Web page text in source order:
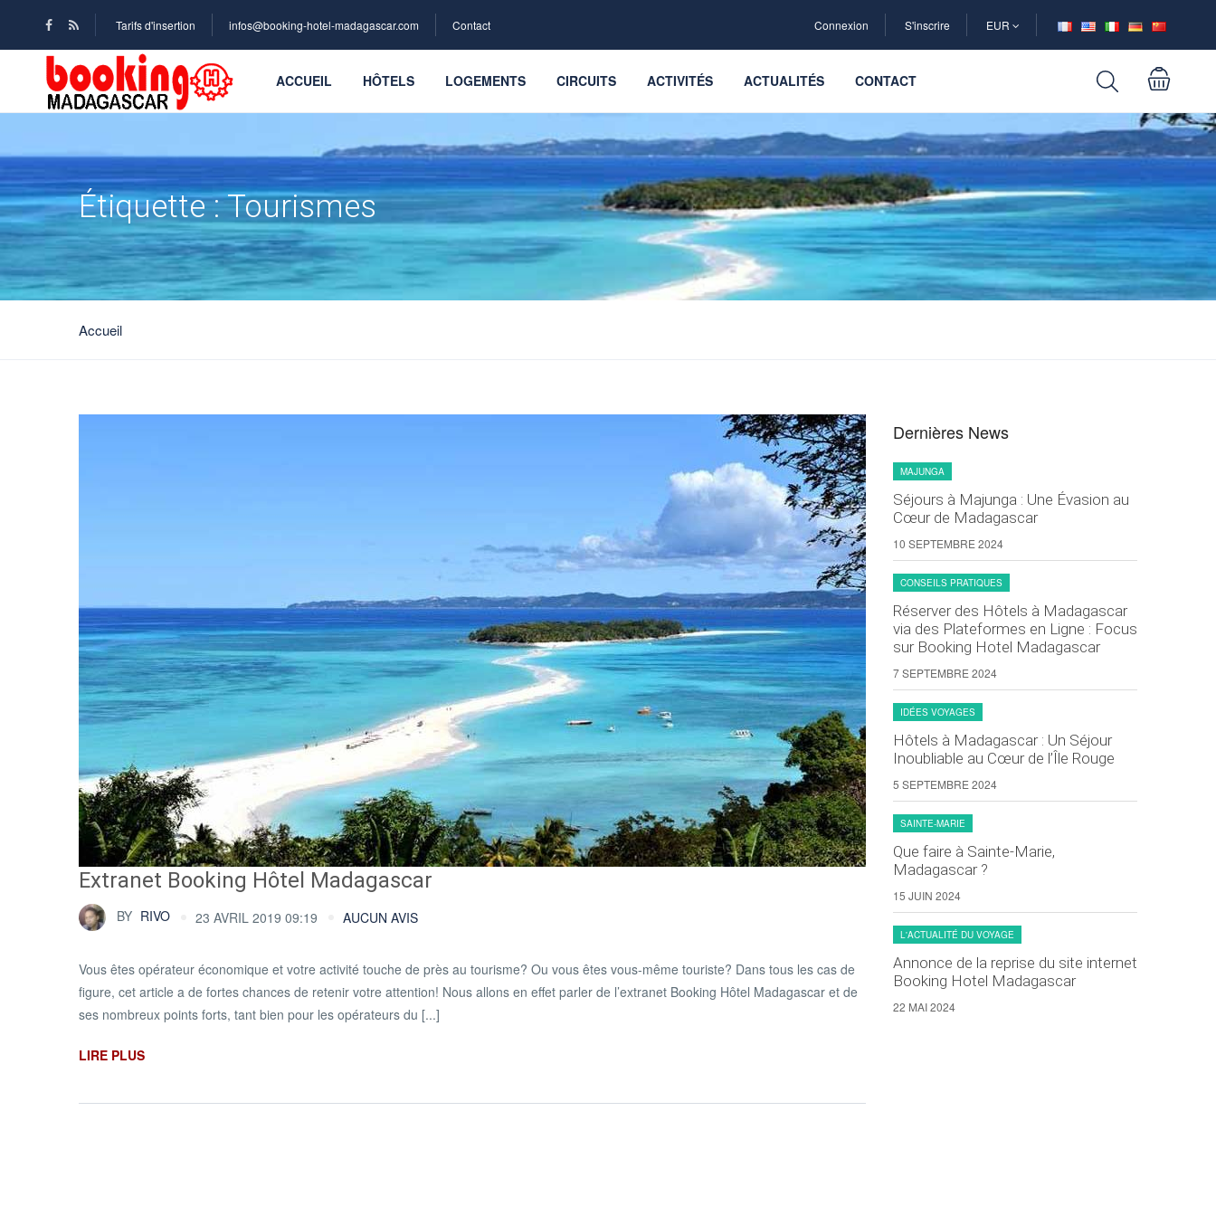
Tarifs d'insertion infos@booking-hotel-madagascar.com Contact Connexion S'inscrire EUR
ACCUEIL HÔTELS LOGEMENTS CIRCUITS ACTIVITÉS ACTUALITÉS CONTACT
Étiquette :Tourismes
Accueil
Extranet Booking Hôtel Madagascar
BY RIVO 23 AVRIL 2019 09:19 AUCUN AVIS
Vous êtes opérateur économique et votre activité touche de près au tourisme? Ou vous êtes vous-même touriste? Dans tous les cas de
figure, cet article a de fortes chances de retenir votre attention! Nous allons en effet parler de l’extranet Booking Hôtel Madagascar et de
ses nombreux points forts, tant bien pour les opérateurs du [...]
LIRE PLUS
Dernières News
MAJUNGA
Séjours à Majunga : Une Évasion au
Cœur de Madagascar
10 SEPTEMBRE 2024
CONSEILS PRATIQUES
Réserver des Hôtels à Madagascar
via des Plateformes en Ligne : Focus
sur Booking Hotel Madagascar
7 SEPTEMBRE 2024
IDÉES VOYAGES
Hôtels à Madagascar : Un Séjour
Inoubliable au Cœur de l’Île Rouge
5 SEPTEMBRE 2024
SAINTE-MARIE
Que faire à Sainte-Marie,
Madagascar ?
15 JUIN 2024
L'ACTUALITÉ DU VOYAGE
Annonce de la reprise du site internet
Booking Hotel Madagascar
22 MAI 2024